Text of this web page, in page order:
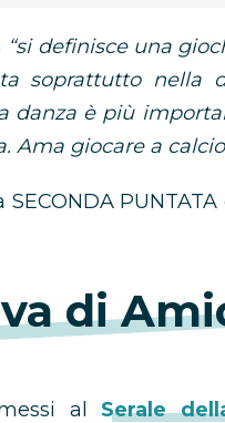
“si definisce una
soprattutto nella
danza è più
Ama giocare a
di
al Serale